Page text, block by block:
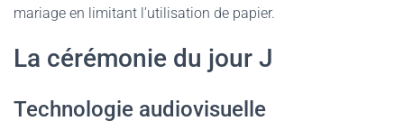
mariage en limitant l’utilisation de papier.
La cérémonie du jour J
Technologie audiovisuelle